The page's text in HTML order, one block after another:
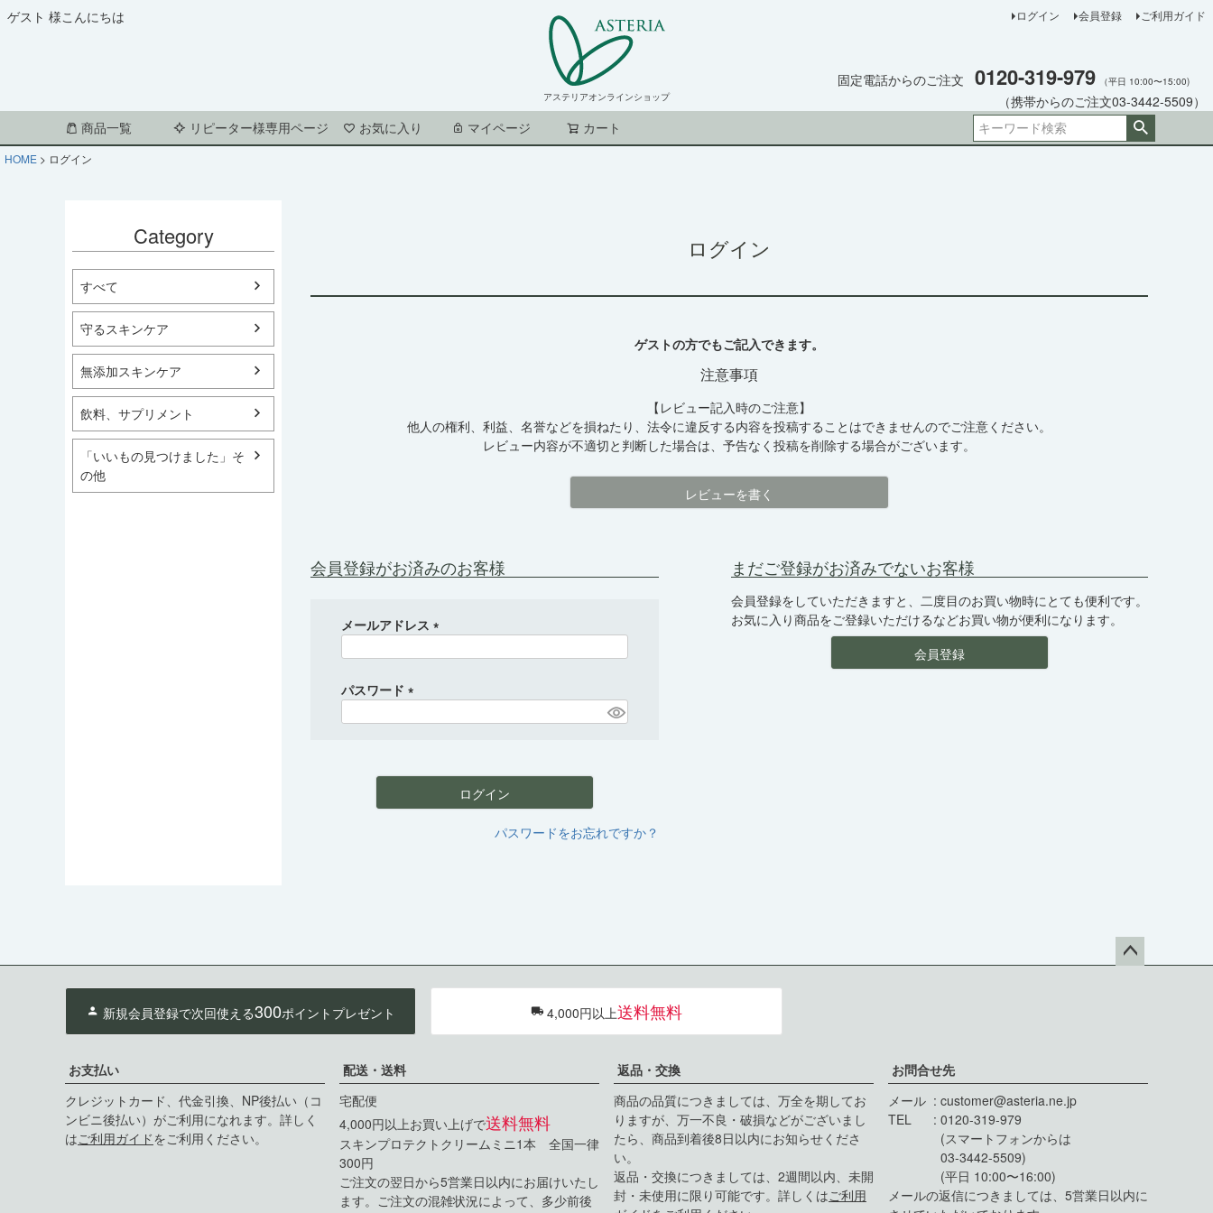
ゲスト 様こんにちは
アステリアオンラインショップ
ログイン 会員登録 ご利用ガイド
固定電話からのご注文 0120-319-979 （平日 10:00〜15:00)
（携帯からのご注文03-3442-5509）
商品一覧
リピーター様専用ページ お気に入り マイページ カート
HOME ログイン
Category
すべて
守るスキンケア
無添加スキンケア
飲料、サプリメント
「いいもの見つけました」そ
の他
ログイン
ゲストの方でもご記入できます。
注意事項
【レビュー記入時のご注意】
他人の権利、利益、名誉などを損ねたり、法令に違反する内容を投稿することはできませんのでご注意ください。
レビュー内容が不適切と判断した場合は、予告なく投稿を削除する場合がございます。
レビューを書く
会員登録がお済みのお客様
メールアドレス
)
パスワード
ログイン
パスワードをお忘れですか？
まだご登録がお済みでないお客様
会員登録をしていただきますと、二度目のお買い物時にとても便利です。
お気に入り商品をご登録いただけるなどお買い物が便利になります。
会員登録
新規会員登録で次回使える300ポイントプレゼント 4,000円以上送料無料
お支払い
クレジットカード、代金引換、NP後払い（コ
ンビニ後払い）がご利用になれます。詳しく
はご利用ガイドをご利用ください。
配送・送料
宅配便
4,000円以上お買い上げで送料無料
スキンプロテクトクリームミニ1本 全国一律
300円
ご注文の翌日から5営業日以内にお届けいたし
ます。ご注文の混雑状況によって、多少前後
返品・交換
商品の品質につきましては、万全を期してお
りますが、万一不良・破損などがございまし
たら、商品到着後8日以内にお知らせくださ
い。
返品・交換につきましては、2週間以内、未開
封・未使用に限り可能です。詳しくはご利用
お問合せ先
メール
customer@asteria.ne.jp
TEL
0120-319-979
(スマートフォンからは
03-3442-5509)
(平日 10:00〜16:00)
メールの返信につきましては、5営業日以内に